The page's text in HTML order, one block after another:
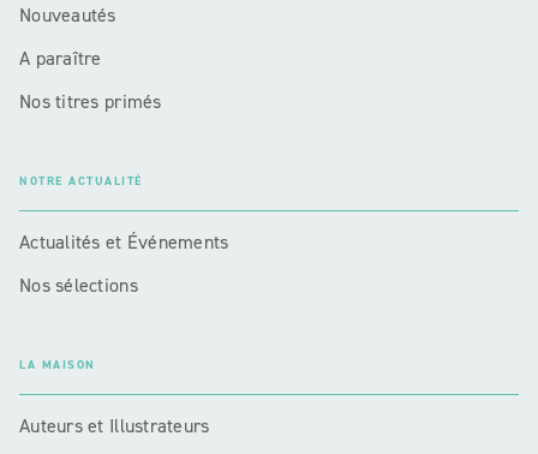
Nouveautés
A paraître
Nos titres primés
NOTRE ACTUALITÉ
Actualités et Événements
Nos sélections
LA MAISON
Auteurs et Illustrateurs